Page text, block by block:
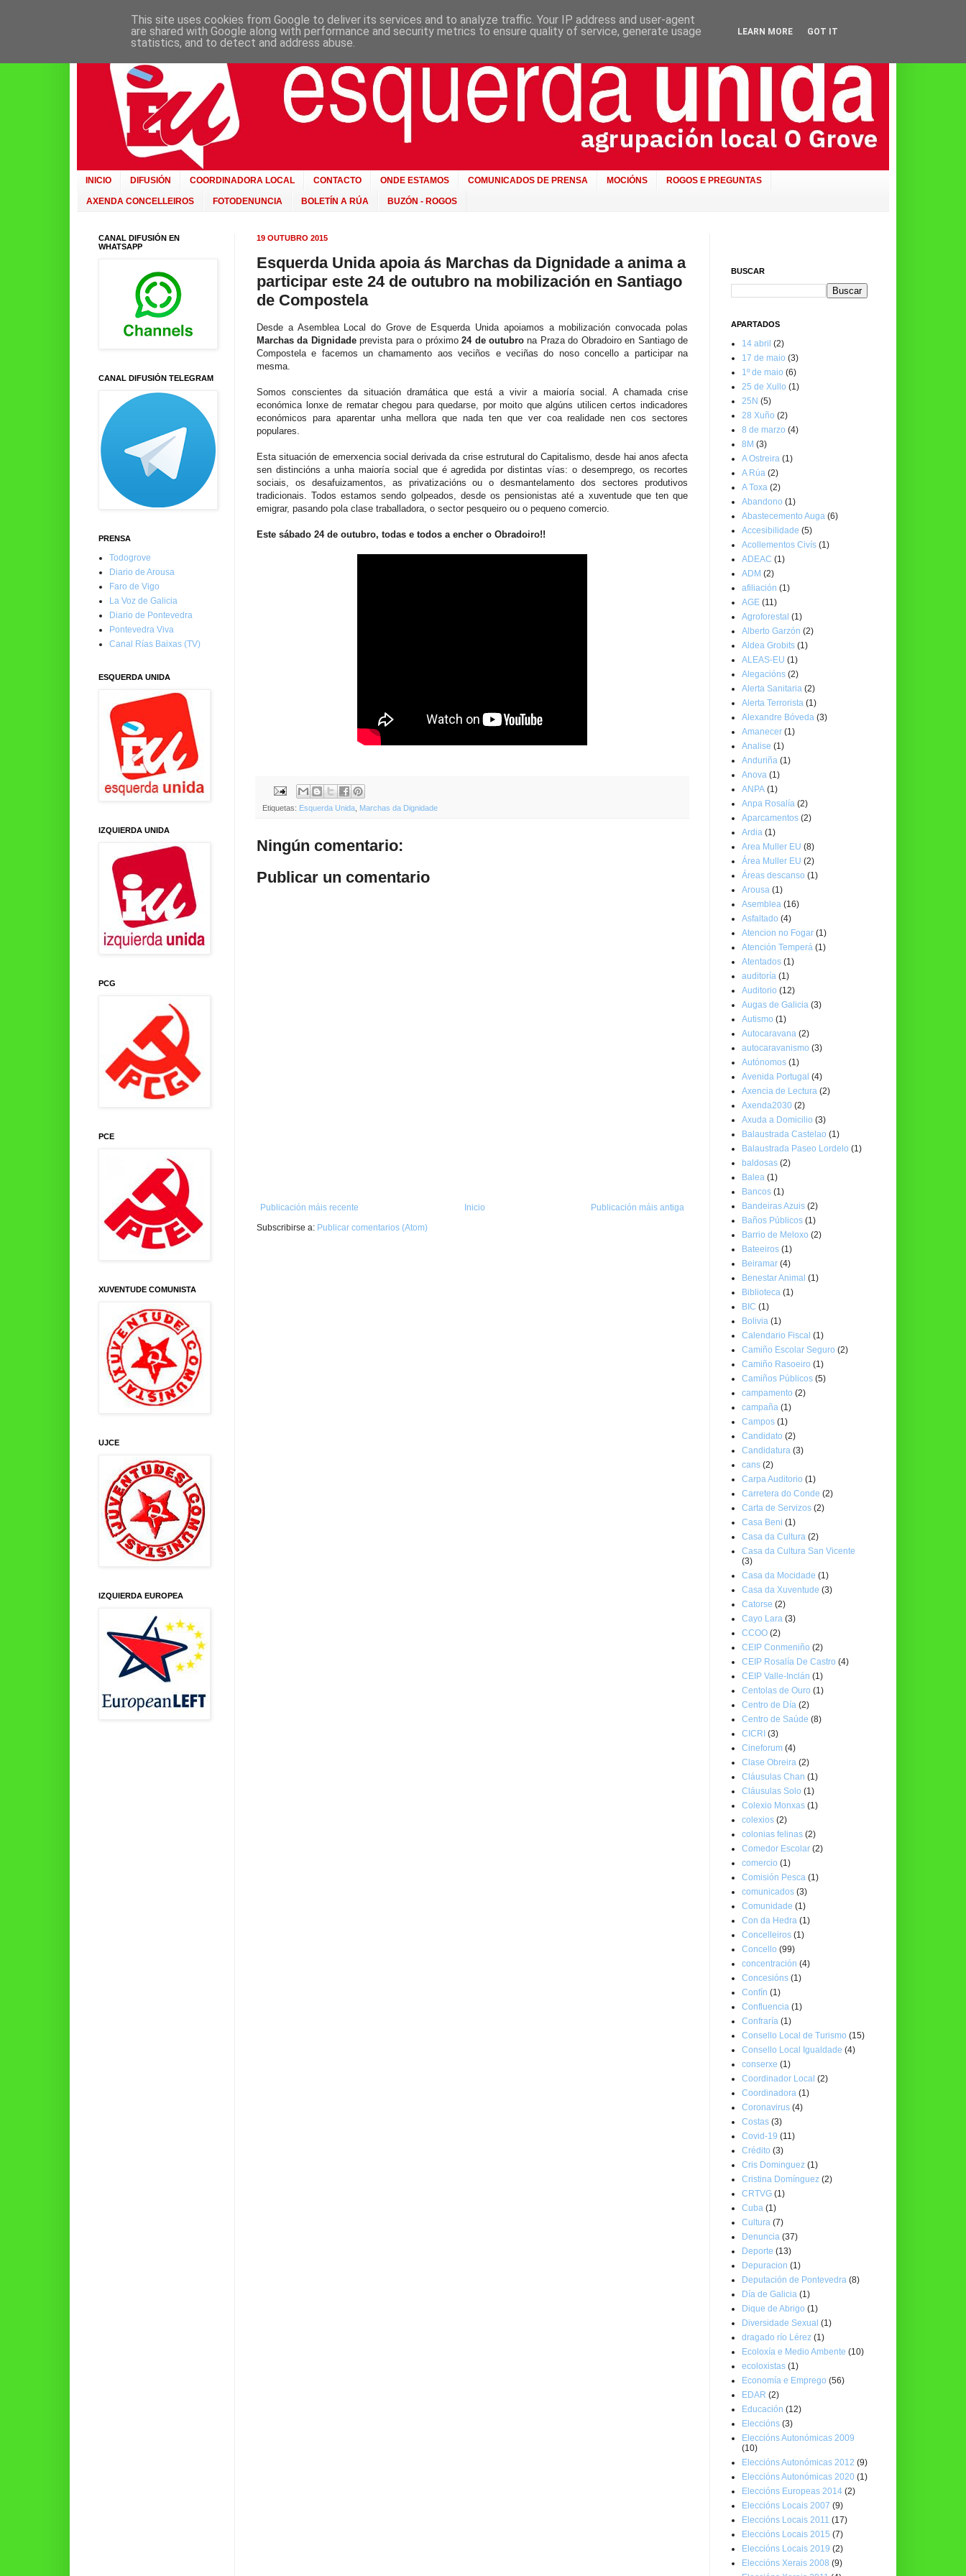
INICIO DIFUSIÓN COORDINADORA LOCAL CONTACTO ONDE ESTAMOS COMUNICADOS DE PRENSA MOCIÓNS ROGOS E PREGUNTAS
AXENDA CONCELLEIROS FOTODENUNCIA BOLETÍN A RÚA BUZÓN - ROGOS
19 OUTUBRO 2015
Esquerda Unida apoia ás Marchas da Dignidade a anima a
participar este 24 de outubro na mobilización en Santiago
de Compostela
Desde a Asemblea Local do Grove de Esquerda Unida apoiamos a mobilización convocada polas
Marchas da Dignidadeprevista para o próximo24 de outubrona Praza do Obradoiro en Santiago de
Compostela e facemos un chamamento aos veciños e veciñas do noso concello a participar na
mesma.
Somos conscientes da situación dramática que está a vivir a maioría social. A chamada crise
económica lonxe de rematar chegou para quedarse, por moito que algúns utilicen certos indicadores
económicos para aparentar unha mellora que nada ten que ver coa realidade nen cos sectores
populares.
Esta situación de emerxencia social derivada da crise estrutural do Capitalismo, desde hai anos afecta
sen distincións a unha maioría social que é agredida por distintas vías: o desemprego, os recortes
sociais, os desafuizamentos, as privatizacións ou o desmantelamento dos sectores produtivos
tradicionais. Todos estamos sendo golpeados, desde os pensionistas até a xuventude que ten que
emigrar, pasando pola clase traballadora, o sector pesqueiro ou o pequeno comercio.
Este sábado 24 de outubro, todas e todos a encher o Obradoiro!!
Etiquetas: Esquerda Unida Marchas da Dignidade
Ningún comentario:
Publicar un comentario
Publicación máis recente Publicación máis antiga
Inicio
Subscribirse a: Publicar comentarios (Atom)
CANAL DIFUSIÓN EN
WHATSAPP
CANAL DIFUSIÓN TELEGRAM
PRENSA
Todogrove
Diario de Arousa
Faro de Vigo
La Voz de Galicia
Diario de Pontevedra
Pontevedra Viva
Canal Rías Baixas (TV)
ESQUERDA UNIDA
IZQUIERDA UNIDA
PCG
PCE
XUVENTUDE COMUNISTA
UJCE
IZQUIERDA EUROPEA
BUSCAR
APARTADOS
14 abril (2)
17 de maio (3)
1º de maio (6)
25 de Xullo (1)
25N (5)
28 Xuño (2)
8 de marzo (4)
8M (3)
A Ostreira (1)
A Rúa (2)
A Toxa (2)
Abandono (1)
Abastecemento Auga (6)
Accesibilidade (5)
Acollementos Civís (1)
ADEAC (1)
ADM (2)
afiliación (1)
AGE (11)
Agroforestal (1)
Alberto Garzón (2)
Aldea Grobits (1)
ALEAS-EU (1)
Alegacións (2)
Alerta Sanitaria (2)
Alerta Terrorista (1)
Alexandre Bóveda (3)
Amanecer (1)
Analise (1)
Anduriña (1)
Anova (1)
ANPA (1)
Anpa Rosalía (2)
Aparcamentos (2)
Ardia (1)
Area Muller EU (8)
Área Muller EU (2)
Áreas descanso (1)
Arousa (1)
Asemblea (16)
Asfaltado (4)
Atencion no Fogar (1)
Atención Temperá (1)
Atentados (1)
auditoría (1)
Auditorio (12)
Augas de Galicia (3)
Autismo (1)
Autocaravana (2)
autocaravanismo (3)
Autónomos (1)
Avenida Portugal (4)
Axencia de Lectura (2)
Axenda2030 (2)
Axuda a Domicilio (3)
Balaustrada Castelao (1)
Balaustrada Paseo Lordelo (1)
baldosas (2)
Balea (1)
Bancos (1)
Bandeiras Azuis (2)
Baños Públicos (1)
Barrio de Meloxo (2)
Bateeiros (1)
Beiramar (4)
Benestar Animal (1)
Biblioteca (1)
BIC (1)
Bolivia (1)
Calendario Fiscal (1)
Camiño Escolar Seguro (2)
Camiño Rasoeiro (1)
Camiños Públicos (5)
campamento (2)
campaña (1)
Campos (1)
Candidato (2)
Candidatura (3)
cans (2)
Carpa Auditorio (1)
Carretera do Conde (2)
Carta de Servizos (2)
Casa Beni (1)
Casa da Cultura (2)
Casa da Cultura San Vicente
(3)
Casa da Mocidade (1)
Casa da Xuventude (3)
Catorse (2)
Cayo Lara (3)
CCOO (2)
CEIP Conmeniño (2)
CEIP Rosalía De Castro (4)
CEIP Valle-Inclán (1)
Centolas de Ouro (1)
Centro de Día (2)
Centro de Saúde (8)
CICRI (3)
Cineforum (4)
Clase Obreira (2)
Cláusulas Chan (1)
Cláusulas Solo (1)
Colexio Monxas (1)
colexios (2)
colonias felinas (2)
Comedor Escolar (2)
comercio (1)
Comisión Pesca (1)
comunicados (3)
Comunidade (1)
Con da Hedra (1)
Concelleiros (1)
Concello (99)
concentración (4)
Concesións (1)
Confín (1)
Confluencia (1)
Confraría (1)
Consello Local de Turismo (15)
Consello Local Igualdade (4)
conserxe (1)
Coordinador Local (2)
Coordinadora (1)
Coronavirus (4)
Costas (3)
Covid-19 (11)
Crédito (3)
Cris Dominguez (1)
Cristina Domínguez (2)
CRTVG (1)
Cuba (1)
Cultura (7)
Denuncia (37)
Deporte (13)
Depuracion (1)
Deputación de Pontevedra (8)
Día de Galicia (1)
Dique de Abrigo (1)
Diversidade Sexual (1)
dragado río Lérez (1)
Ecoloxía e Medio Ambente (10)
ecoloxistas (1)
Economía e Emprego (56)
EDAR (2)
Educación (12)
Eleccións (3)
Eleccións Autonómicas 2009
(10)
Eleccións Autonómicas 2012 (9)
Eleccións Autonómicas 2020 (1)
Eleccións Europeas 2014 (2)
Eleccións Locais 2007 (9)
Eleccións Locais 2011 (17)
Eleccións Locais 2015 (7)
Eleccións Locais 2019 (2)
Eleccións Xerais 2008 (9)
This site uses cookies from Google to deliver its services and to analyze traffic. Your IP address and user-agent
are shared with Google along with performance and security metrics to ensure quality of service, generate usage
statistics, and to detect and address abuse.
LEARN MORE GOT IT